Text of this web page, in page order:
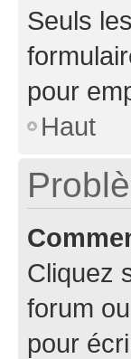
Seuls
pour
Haut
Cliquez
forum
pour